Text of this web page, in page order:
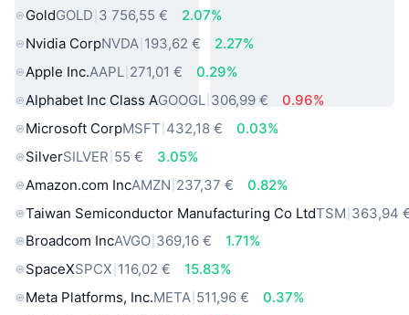
GoldGOLD 3 756,55 €
2.07%
Nvidia CorpNVDA 193,62 €
2.27%
Apple Inc.AAPL 271,01 €
0.29%
Alphabet Inc Class AGOOGL 306,99 €
0.96%
Microsoft CorpMSFT 432,18 €
0.03%
SilverSILVER 55 €
3.05%
Amazon.com IncAMZN 237,37 €
0.82%
Taiwan Semiconductor Manufacturing Co LtdTSM 363,94
Broadcom IncAVGO 369,16 €
1.71%
SpaceXSPCX 116,02 €
15.83%
Meta Platforms, Inc.META 511,96 €
0.37%